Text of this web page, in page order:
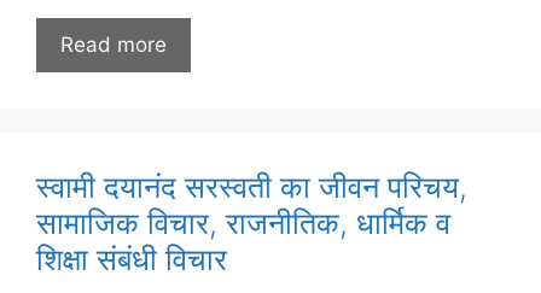
Read more
स्वामी दयानंद सरस्वती का जीवन परिचय,
सामाजिक विचार, राजनीतिक, धार्मिक व
शिक्षा संबंधी विचार